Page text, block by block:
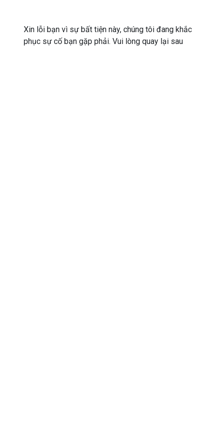
Xin lỗi bạn vì sự bất tiện này, chúng tôi đang khắc
phục sự cố bạn gặp phải. Vui lòng quay lại sau